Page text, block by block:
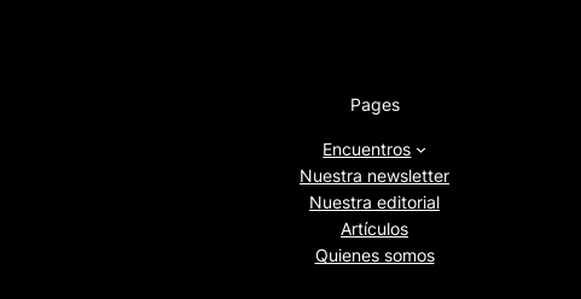
Pages
Encuentros
Nuestra newsletter
Nuestra editorial
Artículos
Quienes somos